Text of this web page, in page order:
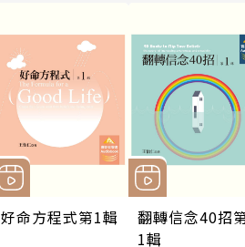
好命方程式第1輯
翻轉信念40招
1輯